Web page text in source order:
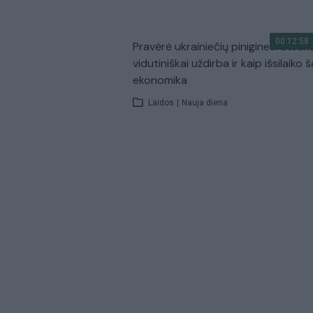
00:12:58
Pravėrė ukrainiečių pinigines:
vidutiniškai uždirba ir kaip išsilaiko
ekonomika
Laidos | Nauja diena